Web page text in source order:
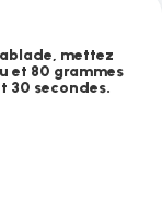
mettez
et 80 grammes
30 secondes.